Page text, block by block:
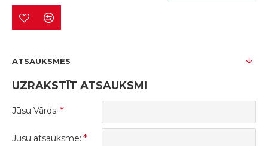
ATSAUKSMES
UZRAKSTĪT ATSAUKSMI
Jūsu Vārds:
Jūsu atsauksme: